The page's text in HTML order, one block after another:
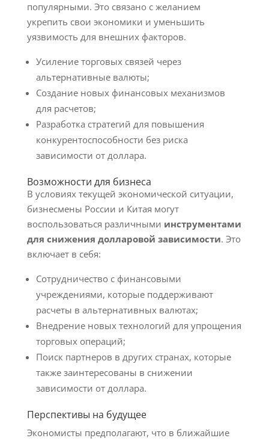
популярными. Это связано с желанием
укрепить свои экономики и уменьшить
уязвимость для внешних факторов.
Усиление торговых связей через
альтернативные валюты;
Создание новых финансовых механизмов
для расчетов;
Разработка стратегий для повышения
конкурентоспособности без риска
зависимости от доллара.
Возможности для бизнеса
В условиях текущей экономической ситуации,
бизнесмены России и Китая могут
воспользоваться различными инструментами
для снижения долларовой зависимости. Это
включает в себя:
Сотрудничество с финансовыми
учреждениями, которые поддерживают
расчеты в альтернативных валютах;
Внедрение новых технологий для упрощения
торговых операций;
Поиск партнеров в других странах, которые
также заинтересованы в снижении
зависимости от доллара.
Перспективы на будущее
Экономисты предполагают, что в ближайшие